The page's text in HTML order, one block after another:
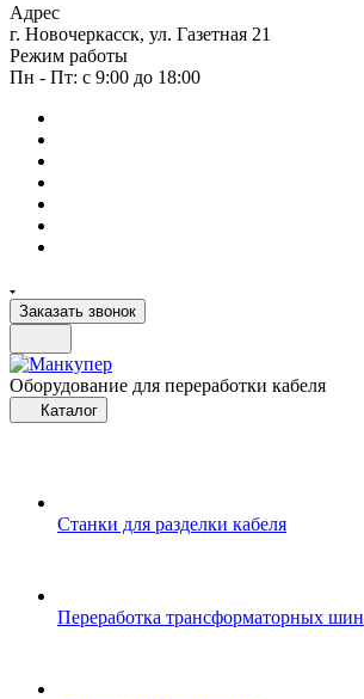
Адрес
г. Новочеркасск, ул. Газетная 21
Режим работы
Пн - Пт: с 9:00 до 18:00
Заказать звонок
Оборудование для переработки кабеля
Каталог
Станки для разделки кабеля
Переработка трансформаторных шин